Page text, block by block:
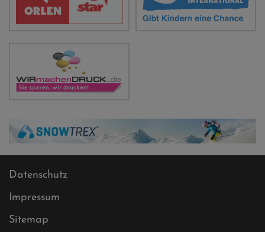
Datenschutz
Impressum
Sitemap